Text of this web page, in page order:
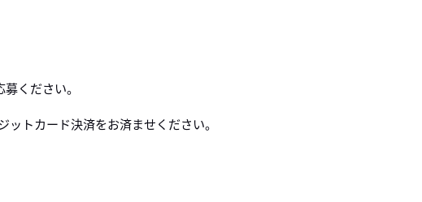
ください。
トカード決済をお済ませください。